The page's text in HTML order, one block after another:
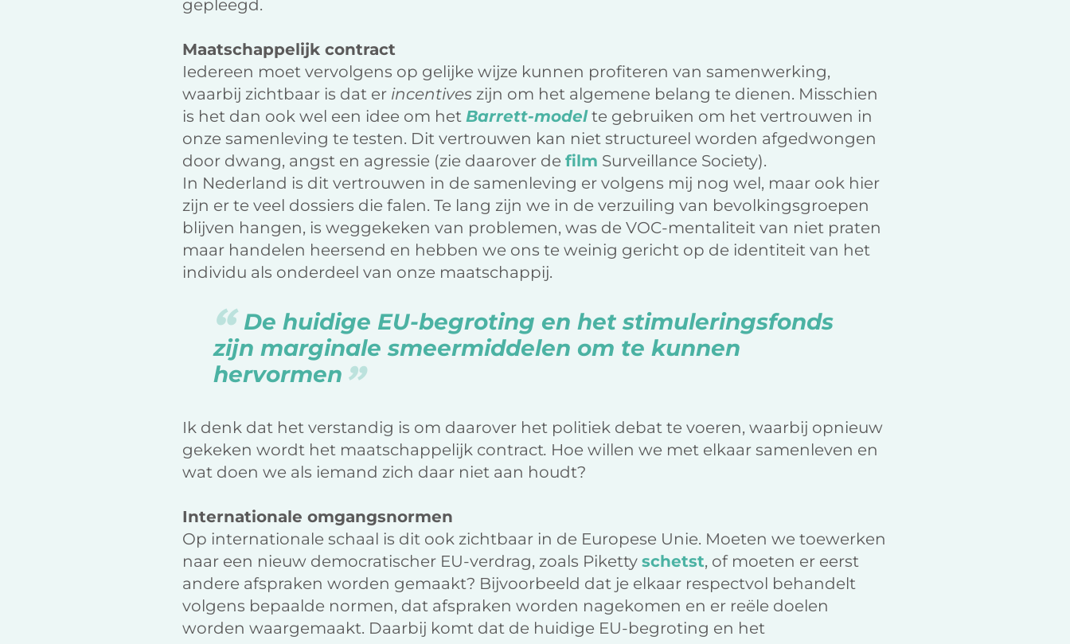
gepleegd.
Maatschappelijk contract
Iedereen moet vervolgens op gelijke wijze kunnen profiteren van samenwerking,
waarbij zichtbaar is dat er incentives zijn om het algemene belang te dienen. Misschien
is het dan ook wel een idee om hetBarrett-modelte gebruiken om het vertrouwen in
onze samenleving te testen. Dit vertrouwen kan niet structureel worden afgedwongen
door dwang, angst en agressie (zie daarover defilm Surveillance Society).
In Nederland is dit vertrouwen in de samenleving er volgens mij nog wel, maar ook hier
zijn er te veel dossiers die falen. Te lang zijn we in de verzuiling van bevolkingsgroepen
blijven hangen, is weggekeken van problemen, was de VOC-mentaliteit van niet praten
maar handelen heersend en hebben we ons te weinig gericht op de identiteit van het
individu als onderdeel van onze maatschappij.
De huidige EU-begroting en het stimuleringsfonds
zijn marginale smeermiddelen om te kunnen
hervormen
Ik denk dat het verstandig is om daarover het politiek debat te voeren, waarbij opnieuw
gekeken wordt het maatschappelijk contract. Hoe willen we met elkaar samenleven en
wat doen we als iemand zich daar niet aan houdt?
Internationale omgangsnormen
Op internationale schaal is dit ook zichtbaar in de Europese Unie. Moeten we toewerken
naar een nieuw democratischer EU-verdrag, zoals Pikettyschetst, of moeten er eerst
andere afspraken worden gemaakt? Bijvoorbeeld dat je elkaar respectvol behandelt
volgens bepaalde normen, dat afspraken worden nagekomen en er reële doelen
worden waargemaakt. Daarbij komt dat de huidige EU-begroting en het